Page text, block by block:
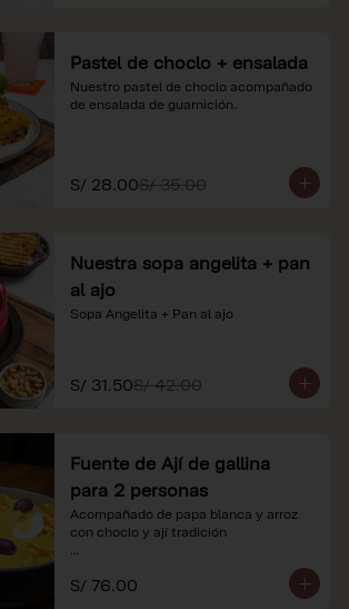
Pastel de choclo + ensalada
Nuestro pastel de choclo acompañado
de ensalada de guarnición.
S/ 28.00S/ 35.00
Nuestra sopa angelita + pan
al ajo
Sopa Angelita + Pan al ajo
S/ 31.50S/ 42.00
Fuente de Ají de gallina
para 2 personas
Acompañado de papa blanca y arroz
con choclo y ají tradición
*Nuestros precios están expresados en
soles e incluyen impuestos de ley y
S/ 76.00